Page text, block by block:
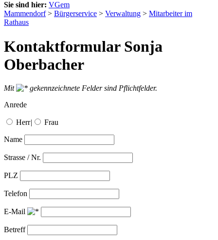
Sie sind hier: VGem
Mammendorf> Bürgerservice > Verwaltung > Mitarbeiter im
Rathaus
Kontaktformular Sonja
Oberbacher
Mit
gekennzeichnete Felder sind Pflichtfelder.
Anrede
Herr| Frau
Name
Strasse / Nr.
PLZ
Telefon
E-Mail
Betreff